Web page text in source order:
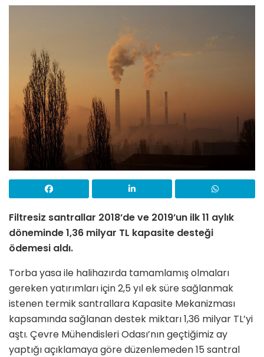
Filtresiz santrallar 2018’de ve 2019’un ilk 11 aylık
döneminde 1,36 milyar TL kapasite desteği
ödemesi aldı.
Torba yasa ile halihazırda tamamlamış olmaları
gereken yatırımları için 2,5 yıl ek süre sağlanmak
istenen termik santrallara Kapasite Mekanizması
kapsamında sağlanan destek miktarı 1,36 milyar TL’yi
aştı. Çevre Mühendisleri Odası’nın geçtiğimiz ay
yaptığı açıklamaya göre düzenlemeden 15 santral